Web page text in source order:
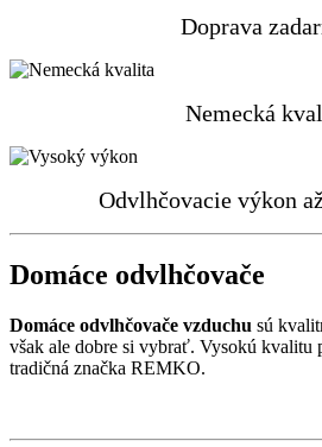
Doprava
Nemecká
Odvlhčovacie výkon
Domáce odvlhčovače
Domáce odvlhčovače vzduchu sú
však ale dobre si vybrať. Vysokú kvalitu
tradičná značka REMKO.